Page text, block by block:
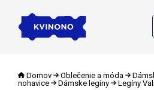
Domov Oblečenie a móda
nohavice
Dámske legíny Legíny